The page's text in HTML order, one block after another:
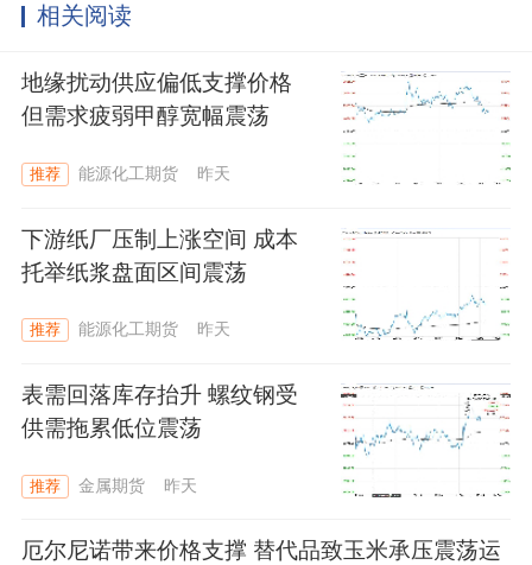
相关阅读
地缘扰动供应偏低支撑价格
但需求疲弱甲醇宽幅震荡
推荐 能源化工期货 昨天
下游纸厂压制上涨空间 成本
托举纸浆盘面区间震荡
推荐 能源化工期货 昨天
表需回落库存抬升 螺纹钢受
供需拖累低位震荡
推荐 金属期货 昨天
厄尔尼诺带来价格支撑 替代品致玉米承压震荡运